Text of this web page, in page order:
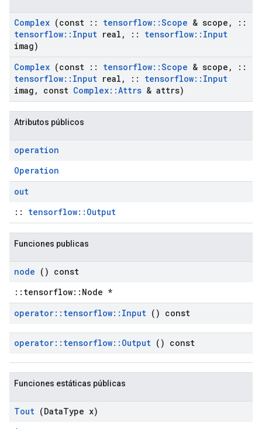
Complex (const :: tensorflow::Scope & scope ,
::
tensorflow:: Input real , :: tensorflow:: Input
imag)
Complex (const :: tensorflow::Scope & scope ,
::
tensorflow:: Input real , :: tensorflow:: Input
imag , const Complex::Attrs & attrs)
Atributos públicos
operation
Operation
out
:: tensorflow::Output
Funciones publicas
node () const
::tensorflow::Node *
operator:: tensorflow:: Input () const
operator:: tensorflow:: Output () const
Funciones estáticas públicas
Tout (DataType x)